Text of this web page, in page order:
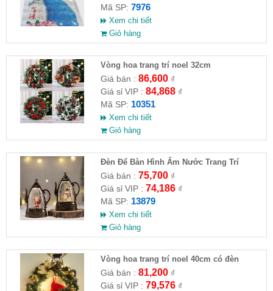
Mã SP: 7976
Xem chi tiết
Giỏ hàng
Vòng hoa trang trí noel 32cm
Giá bán : 86,600₫
Giá sỉ VIP : 84,868₫
Mã SP: 10351
Xem chi tiết
Giỏ hàng
Đèn Để Bàn Hình Ấm Nước Trang Trí
Giáng Sinh
Giá bán : 75,700₫
Giá sỉ VIP : 74,186₫
Mã SP: 13879
Xem chi tiết
Giỏ hàng
Vòng hoa trang trí noel 40cm có đèn
Giá bán : 81,200₫
Giá sỉ VIP : 79,576₫